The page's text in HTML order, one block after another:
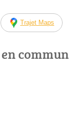
Trajet Maps
commun